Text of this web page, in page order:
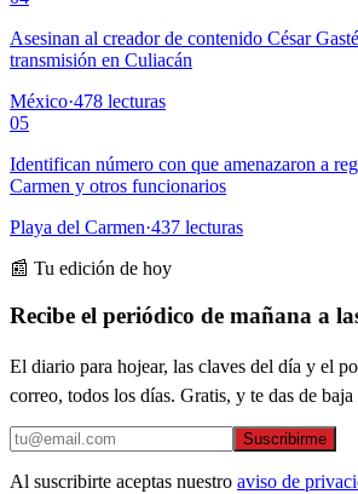
Asesinan al creador de contenido César
transmisión en Culiacán
México·478 lecturas
05
Identifican número con que amenazaron a
Carmen y otros funcionarios
Playa del Carmen·437 lecturas
📰 Tu edición de hoy
Recibe el periódico de mañana a
El diario para hojear, las claves del día y el
correo, todos los días. Gratis, y te das de
Suscribirme
Al suscribirte aceptas nuestro aviso de